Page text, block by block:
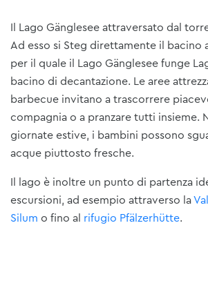
Il Lago Gänglesee attraversato dal
Ad esso si Steg direttamente il bacino
per il quale il Lago Gänglesee funge
bacino di decantazione. Le aree
barbecue invitano a trascorrere
compagnia o a pranzare tutti insieme.
giornate estive, i bambini possono
acque piuttosto fresche.
Il lago è inoltre un punto di partenza
escursioni, ad esempio attraverso la
Silum o fino al rifugio Pfälzerhütte.